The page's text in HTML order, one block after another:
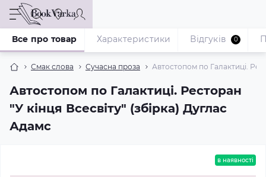
Смак слова Сучасна проза Автостопом по Галактиці.
Автостопом по Галактиці. Ресторан
"У кінця Всесвіту" (збірка) Дуглас
Адамс
Все про товар Характеристики Відгуків 0
в наявності